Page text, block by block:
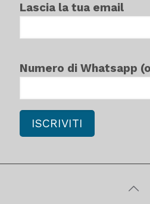
Lascia la tua email
Numero di Whatsapp